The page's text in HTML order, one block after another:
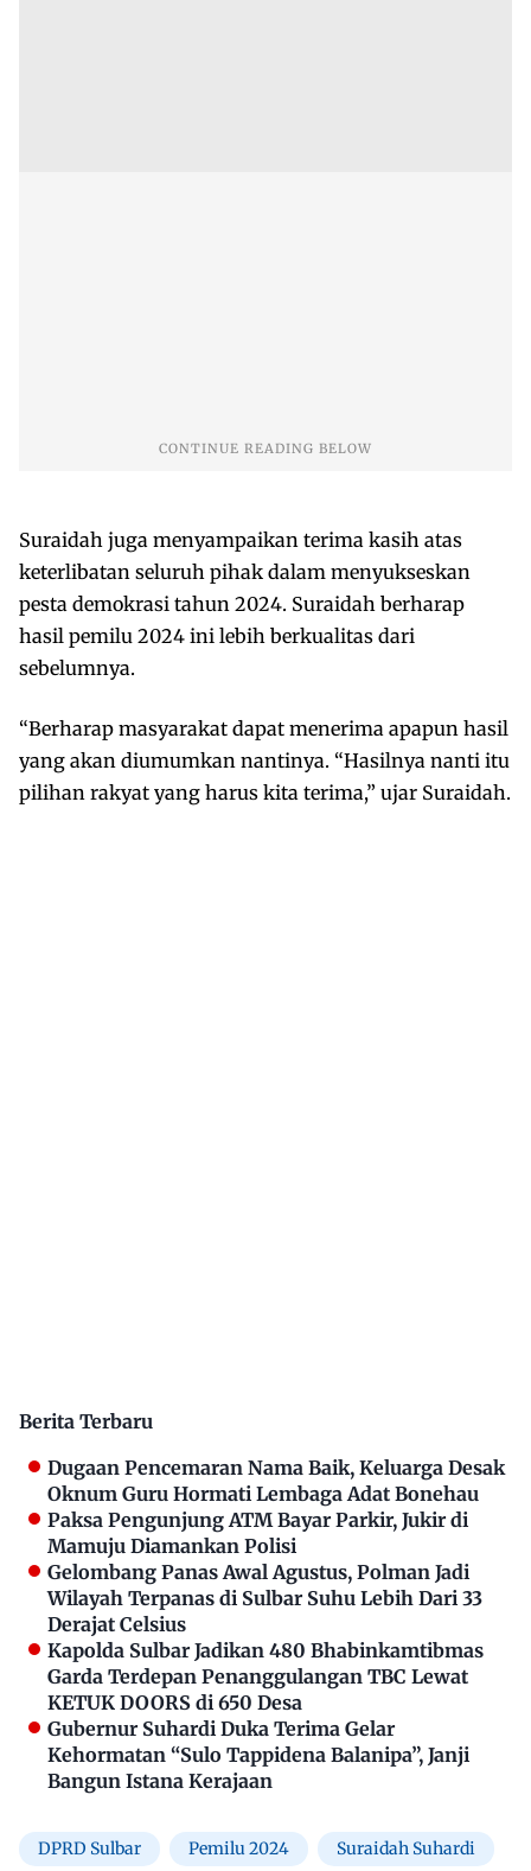
Suraidah juga menyampaikan terima kasih atas
keterlibatan seluruh pihak dalam menyukseskan
pesta demokrasi tahun 2024. Suraidah berharap
hasil pemilu 2024 ini lebih berkualitas dari
sebelumnya.
“Berharap masyarakat dapat menerima apapun hasil
yang akan diumumkan nantinya. “Hasilnya nanti itu
pilihan rakyat yang harus kita terima,” ujar Suraidah.
Berita Terbaru
Dugaan Pencemaran Nama Baik, Keluarga Desak
Oknum Guru Hormati Lembaga Adat Bonehau
Paksa Pengunjung ATM Bayar Parkir, Jukir di
Mamuju Diamankan Polisi
Gelombang Panas Awal Agustus, Polman Jadi
Wilayah Terpanas di Sulbar Suhu Lebih Dari 33
Derajat Celsius
Kapolda Sulbar Jadikan 480 Bhabinkamtibmas
Garda Terdepan Penanggulangan TBC Lewat
KETUK DOORS di 650 Desa
Gubernur Suhardi Duka Terima Gelar
Kehormatan “Sulo Tappidena Balanipa”, Janji
Bangun Istana Kerajaan
DPRD Sulbar Pemilu 2024 Suraidah Suhardi